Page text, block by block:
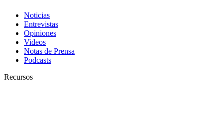
Noticias
Entrevistas
Opiniones
Videos
Notas de Prensa
Podcasts
Recursos